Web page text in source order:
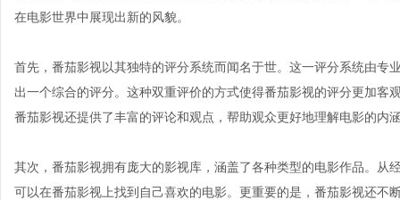
在电影世界中展现出新的风貌。
首先，番茄影视以其独特的评分系统而闻名于世。这一评分系统由专
出一个综合的评分。这种双重评价的方式使得番茄影视的评分更加
番茄影视还提供了丰富的评论和观点，帮助观众更好地理解电影的内
其次，番茄影视拥有庞大的影视库，涵盖了各种类型的电影作品。从
可以在番茄影视上找到自己喜欢的电影。更重要的是，番茄影视还不